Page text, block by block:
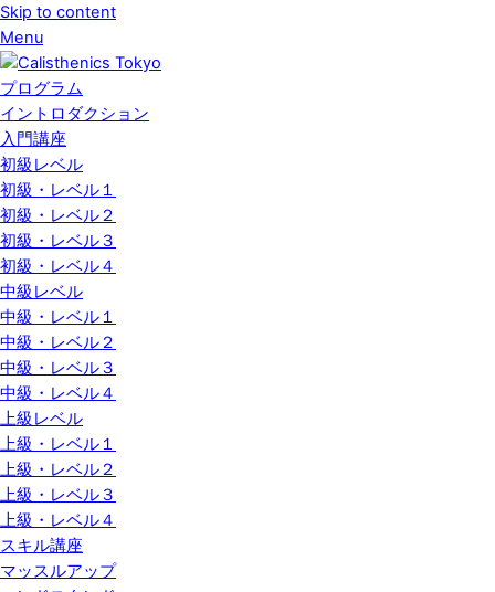
Skip to content
Menu
プログラム
イントロダクション
入門講座
初級レベル
初級・レベル１
初級・レベル２
初級・レベル３
初級・レベル４
中級レベル
中級・レベル１
中級・レベル２
中級・レベル３
中級・レベル４
上級レベル
上級・レベル１
上級・レベル２
上級・レベル３
上級・レベル４
スキル講座
マッスルアップ